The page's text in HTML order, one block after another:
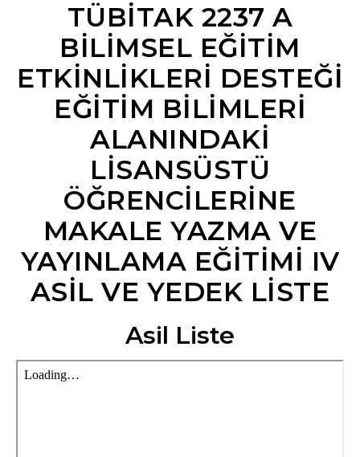
TÜBİTAK 2237 A
BILIMSEL EĞITIM
ETKINLIKLERI DESTEĞI
EĞITIM BILIMLERI
ALANINDAKI
LISANSÜSTÜ
ÖĞRENCILERINE
MAKALE YAZMA VE
YAYINLAMA EĞITIMI IV
ASIL VE YEDEK LISTE
Asil Liste